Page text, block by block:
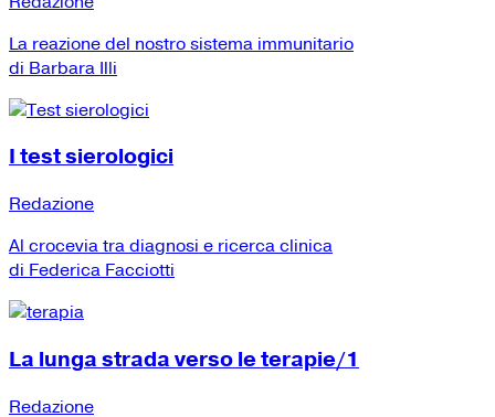
La reazione del nostro sistema immunitario
di Barbara Illi
I test sierologici
Redazione
Al crocevia tra diagnosi e ricerca clinica
di Federica Facciotti
La lunga strada verso le terapie/1
Redazione